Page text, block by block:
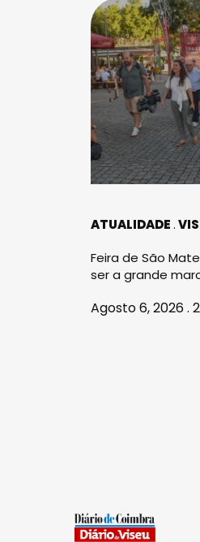
ATUALIDADE
Feira de São
ser a grande
Agosto 6, 2026 .